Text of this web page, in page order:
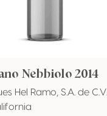
Nebbiolo 2014
Hel Ramo, S.A. de C.V.